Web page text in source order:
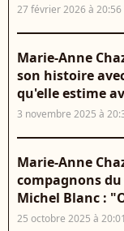
27 février 2026 à 20:56
Marie-Anne
son histoire
qu'elle estime
3 novembre 2025 à
Marie-Anne
compagnons
Michel Blanc :
25 octobre 2025 à 20:01